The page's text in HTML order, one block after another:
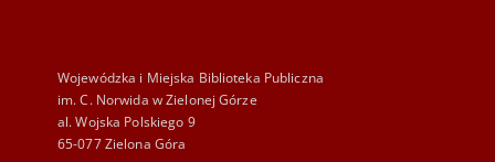
Wojewódzka i Miejska Biblioteka Publiczna
im. C. Norwida w Zielonej Górze
al. Wojska Polskiego 9
65-077 Zielona Góra